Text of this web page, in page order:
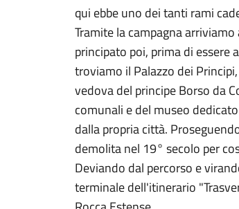
qui ebbe uno dei tanti rami
Tramite la campagna
principato poi, prima di essere
troviamo il Palazzo dei
vedova del principe Borso da
comunali e del museo
dalla propria città.
demolita nel 19° secolo per
Deviando dal percorso e
terminale dell'itinerario